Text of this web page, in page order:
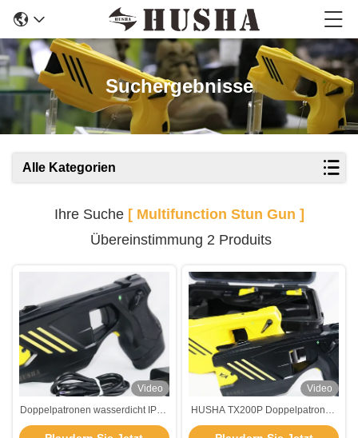
Suchergebnisse
Alle Kategorien
Ihre Suche [ Multifunction Stun Gun ]
Übereinstimmung 2 Produits
Video
Doppelpatronen wasserdicht IP57
Digitaldisplay Stun Gun Leitet
Video
HUSHA TX200P Doppelpatronen
Stun Gun mit IP57 wasserdicht